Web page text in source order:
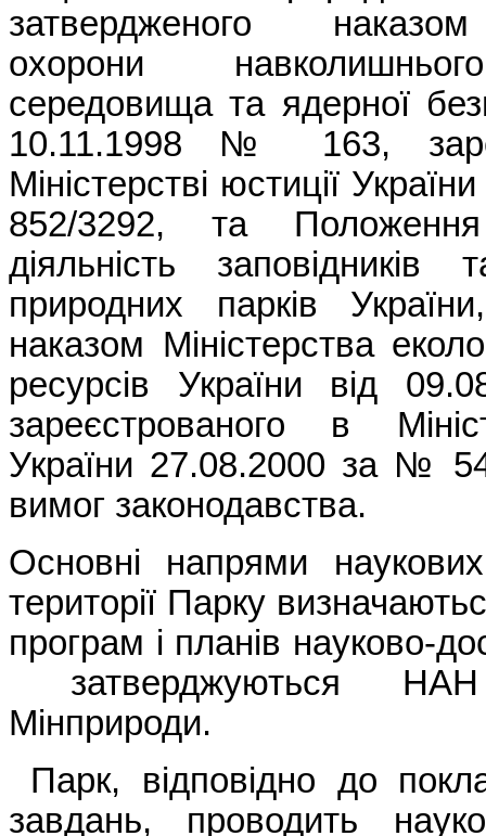
затвердженого
охорони
середовища та ядерної
10.11.1998 № 163,
Міністерстві юстиції
852/3292, та
діяльність заповідників
природних парків
наказом Міністерства
ресурсів України від
зареєстрованого в
України 27.08.2000 за №
вимог законодавства.
Основні напрями
території Парку
програм і планів науково-
затверджуються
Мінприроди.
Парк, відповідно до
завдань, проводить